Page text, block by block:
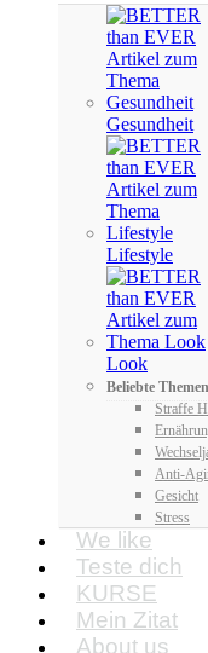
Gesundheit
Lifestyle
Look
Beliebte Themen
Straffe
Anti-
Gesicht
Stress
We like
Teste dich
KURSE
Mein Zitat
About us